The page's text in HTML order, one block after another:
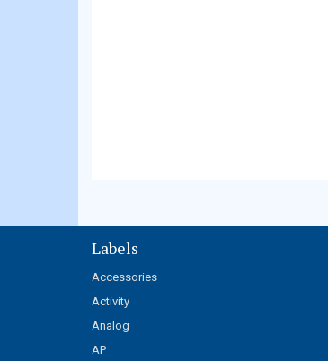
Labels
Accessories
Activity
Analog
AP